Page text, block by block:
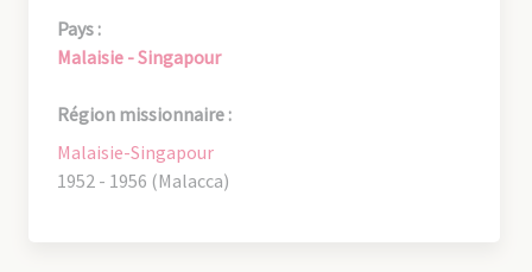
Pays :
Malaisie - Singapour
Région missionnaire :
Malaisie-Singapour
1952 - 1956 (Malacca)